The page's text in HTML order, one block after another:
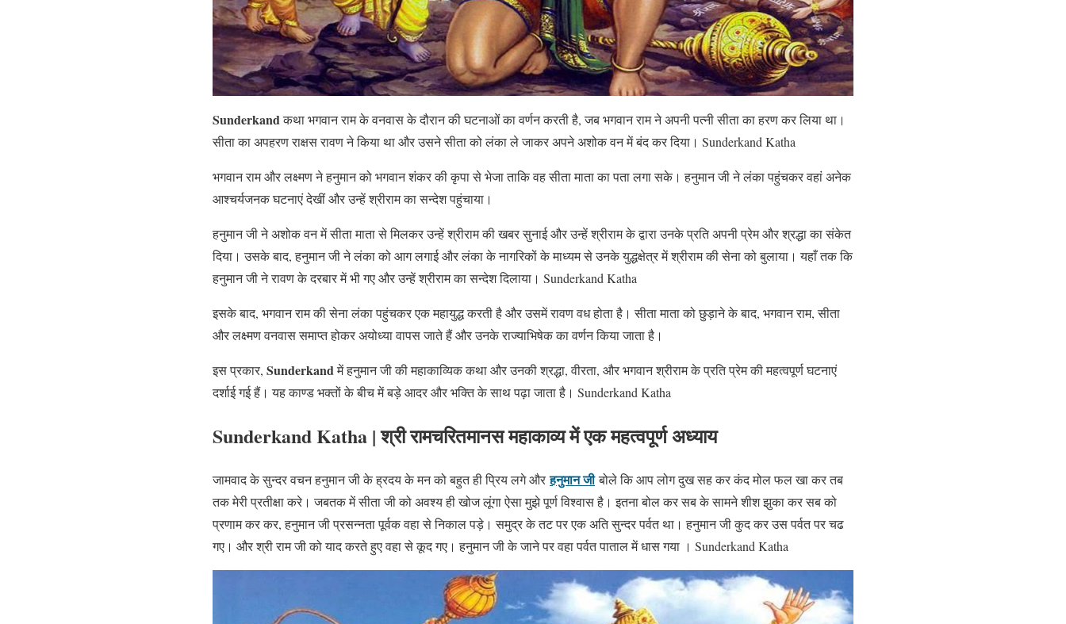
Sunderkandकथा भगवान राम के वनवास के दौरान की घटनाओं का वर्णन करती है, जब भगवान राम ने अपनी पत्नी सीता का हरण कर लिया था।
सीता का अपहरण राक्षस रावण ने किया था और उसने सीता को लंका ले जाकर अपने अशोक वन में बंद कर दिया। Sunderkand Katha
भगवान राम और लक्ष्मण ने हनुमान को भगवान शंकर की कृपा से भेजा ताकि वह सीता माता का पता लगा सके। हनुमान जी ने लंका पहुंचकर वहां अनेक
आश्चर्यजनक घटनाएं देखीं और उन्हें श्रीराम का सन्देश पहुंचाया।
हनुमान जी ने अशोक वन में सीता माता से मिलकर उन्हें श्रीराम की खबर सुनाई और उन्हें श्रीराम के द्वारा उनके प्रति अपनी प्रेम और श्रद्धा का संकेत
दिया। उसके बाद, हनुमान जी ने लंका को आग लगाई और लंका के नागरिकों के माध्यम से उनके युद्धक्षेत्र में श्रीराम की सेना को बुलाया। यहाँ तक कि
हनुमान जी ने रावण के दरबार में भी गए और उन्हें श्रीराम का सन्देश दिलाया। Sunderkand Katha
इसके बाद, भगवान राम की सेना लंका पहुंचकर एक महायुद्ध करती है और उसमें रावण वध होता है। सीता माता को छुड़ाने के बाद, भगवान राम, सीता
और लक्ष्मण वनवास समाप्त होकर अयोध्या वापस जाते हैं और उनके राज्याभिषेक का वर्णन किया जाता है।
इस प्रकार, Sunderkandमें हनुमान जी की महाकाव्यिक कथा और उनकी श्रद्धा, वीरता, और भगवान श्रीराम के प्रति प्रेम की महत्वपूर्ण घटनाएं
दर्शाई गई हैं। यह काण्ड भक्तों के बीच में बड़े आदर और भक्ति के साथ पढ़ा जाता है। Sunderkand Katha
Sunderkand Katha |श्री रामचरितमानस महाकाव्य में एक महत्वपूर्ण अध्याय
जामवाद के सुन्दर वचन हनुमान जी के ह्रदय के मन को बहुत ही प्रिय लगे और हनुमान जीबोले कि आप लोग दुख सह कर कंद मोल फल खा कर तब
तक मेरी प्रतीक्षा करे। जबतक में सीता जी को अवश्य ही खोज लूंगा ऐसा मुझे पूर्ण विश्वास है। इतना बोल कर सब के सामने शीश झुका कर सब को
प्रणाम कर कर, हनुमान जी प्रसन्नता पूर्वक वहा से निकाल पड़े। समुद्र के तट पर एक अति सुन्दर पर्वत था। हनुमान जी कुद कर उस पर्वत पर चढ
गए। और श्री राम जी को याद करते हुए वहा से कूद गए। हनुमान जी के जाने पर वहा पर्वत पाताल में धास गया । Sunderkand Katha